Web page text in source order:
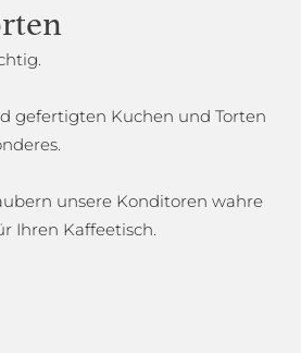
gefertigten Kuchen und Torten
unsere Konditoren wahre
Ihren Kaffeetisch.